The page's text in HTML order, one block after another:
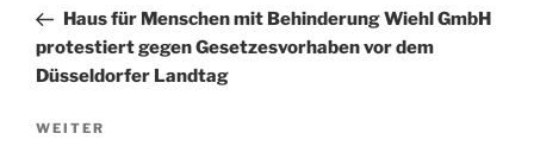
BeitragHaus für Menschen mit Behinderung Wiehl GmbH
protestiert gegen Gesetzesvorhaben vor dem
Düsseldorfer Landtag
Nächster
WEITER